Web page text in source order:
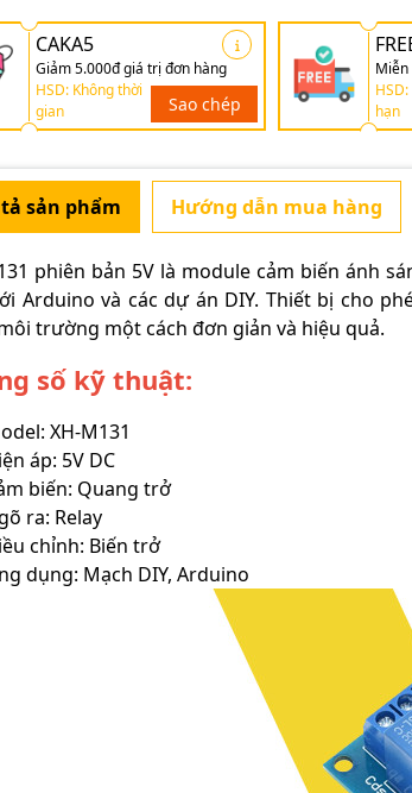
CAKA5
Giảm 5.000đ giá trị đơn hàng
HSD: Không thời
gian
Sao chép
Miễn
hạn
sản phẩm Hướng dẫn mua hàng
phiên bản 5V là module cảm biến ánh
Arduino và các dự án DIY. Thiết bị cho
trường một cách đơn giản và hiệu quả.
số kỹ thuật:
XH-M131
áp: 5V DC
biến: Quang trở
ra: Relay
chỉnh: Biến trở
dụng: Mạch DIY, Arduino